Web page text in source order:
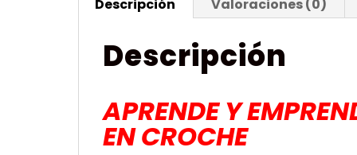
Descripción Valoraciones (0)
Descripción
APRENDE Y
EN CROCHE